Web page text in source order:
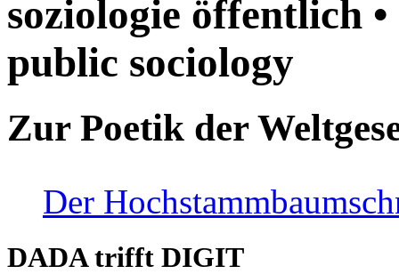
soziologie öffentlich
public sociology
Zur Poetik der
Der
DADA trifft DIGIT